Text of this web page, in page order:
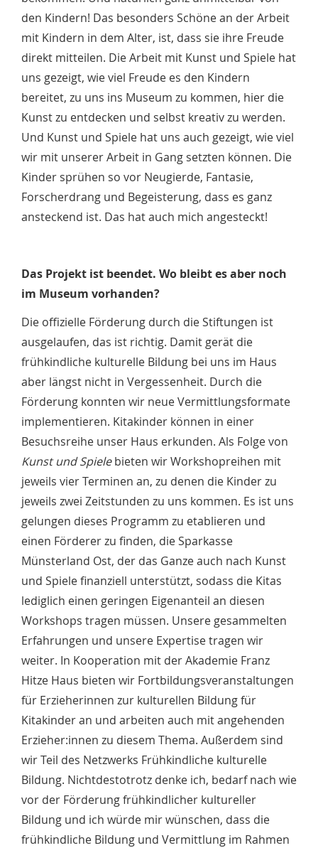
den Kindern! Das besonders Schöne an der Arbeit
mit Kindern in dem Alter, ist, dass sie ihre Freude
direkt mitteilen. Die Arbeit mit Kunst und Spiele hat
uns gezeigt, wie viel Freude es den Kindern
bereitet, zu uns ins Museum zu kommen, hier die
Kunst zu entdecken und selbst kreativ zu werden.
Und Kunst und Spiele hat uns auch gezeigt, wie viel
wir mit unserer Arbeit in Gang setzten können. Die
Kinder sprühen so vor Neugierde, Fantasie,
Forscherdrang und Begeisterung, dass es ganz
ansteckend ist. Das hat auch mich angesteckt!
Das Projekt ist beendet. Wo bleibt es aber noch
im Museum vorhanden?
Die offizielle Förderung durch die Stiftungen ist
ausgelaufen, das ist richtig. Damit gerät die
frühkindliche kulturelle Bildung bei uns im Haus
aber längst nicht in Vergessenheit. Durch die
Förderung konnten wir neue Vermittlungsformate
implementieren. Kitakinder können in einer
Besuchsreihe unser Haus erkunden. Als Folge von
Kunst und Spielebieten wir Workshopreihen mit
jeweils vier Terminen an, zu denen die Kinder zu
jeweils zwei Zeitstunden zu uns kommen. Es ist uns
gelungen dieses Programm zu etablieren und
einen Förderer zu finden, die Sparkasse
Münsterland Ost, der das Ganze auch nach Kunst
und Spiele finanziell unterstützt, sodass die Kitas
lediglich einen geringen Eigenanteil an diesen
Workshops tragen müssen. Unsere gesammelten
Erfahrungen und unsere Expertise tragen wir
weiter. In Kooperation mit der Akademie Franz
Hitze Haus bieten wir Fortbildungsveranstaltungen
für Erzieherinnen zur kulturellen Bildung für
Kitakinder an und arbeiten auch mit angehenden
Erzieher:innen zu diesem Thema. Außerdem sind
wir Teil des Netzwerks Frühkindliche kulturelle
Bildung. Nichtdestotrotz denke ich, bedarf nach wie
vor der Förderung frühkindlicher kultureller
Bildung und ich würde mir wünschen, dass die
frühkindliche Bildung und Vermittlung im Rahmen